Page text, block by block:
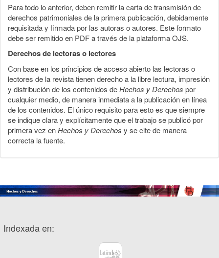
Para todo lo anterior, deben remitir la carta de transmisión de
derechos patrimoniales de la primera publicación, debidamente
requisitada y firmada por las autoras o autores. Este formato
debe ser remitido en PDF a través de la plataforma OJS.
Derechos de lectoras o lectores
Con base en los principios de acceso abierto las lectoras o
lectores de la revista tienen derecho a la libre lectura, impresión
y distribución de los contenidos deHechos y Derechos por
cualquier medio, de manera inmediata a la publicación en línea
de los contenidos. El único requisito para esto es que siempre
se indique clara y explícitamente que el trabajo se publicó por
primera vez enHechos y Derechos y se cite de manera
correcta la fuente.
Indexada en: